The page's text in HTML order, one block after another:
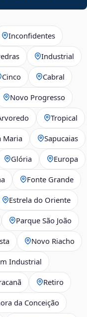
Inconfidentes
Industrial
Cinco Cabral
Novo Progresso
Tropical
Maria Sapucaias
Glória Europa
Fonte Grande
Estrela do Oriente
Parque São João
Novo Riacho
Industrial
Retiro
da Conceição